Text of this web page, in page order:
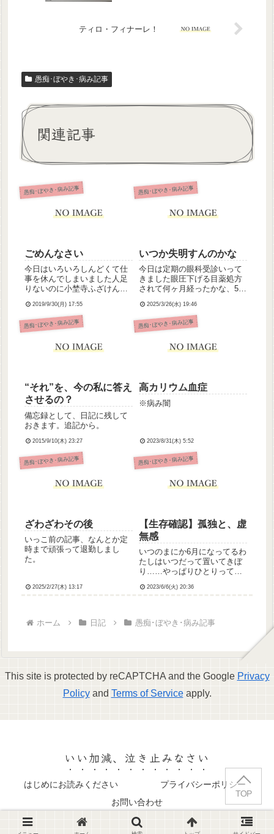
ティロ・フィナーレ！
愚痴･ぼやき･病み記事
関連記事
愚痴･ぼやき･病み記事
ごめんなさい
今日はいろいろしんどくて仕
事を休んでしまいました人足
りないのに小埜寺ふざけんな
病気を言い訳にはしたくない
けど、でも、ハンデがあるの
に他の皆さんと同じように働
れでも頑張っているんだけ
2019/9/30(月) 17:55
愚痴･ぼやき･病み記事
いつか失明すんのかな
今日は定期の眼科受診いって
きました眼圧下げる目薬処方
されて何ヶ月経ったかな、5ヶ
だけど眼圧まだ下がってない
らしく、今日も処方されて続
けてくださいって視野はまだ
障ではないんだけど時間の問
2025/3/26(水) 19:46
愚痴･ぼやき･病み記事
“それ”を、今の私に答え
させるの？
備忘録として、日記に残して
おきます。追記から。
2015/9/10(木) 23:27
愚痴･ぼやき･病み記事
高カリウム血症
※病み闇
2023/8/31(木) 5:52
愚痴･ぼやき･病み記事
ざわざわその後
いっこ前の記事、なんとか定
時まで頑張って退勤しまし
た。
2025/2/27(木) 13:17
愚痴･ぼやき･病み記事
【生存確認】孤独と、虚
無感
いつのまにか6月になってるわ
たしはいつだって置いてきぼ
り……やっぱりひとりって寂
たいだけなんだけどな生きる
ないとりあえずもう少し眠り
2023/6/6(火) 20:36
ホーム 日記 愚痴･ぼやき･病み記事
This site is protected by reCAPTCHA and the Google Privacy
Policyand Terms of Serviceapply.
いい加減、泣き止みなさい
はじめにお読みください
プライバシーポリシー
お問い合わせ
Since 2013～ 小埜寺ヤヨイ
TOP